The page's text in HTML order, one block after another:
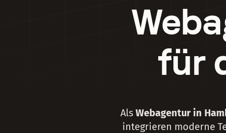
für
Als Webagentur in
integrieren moderne